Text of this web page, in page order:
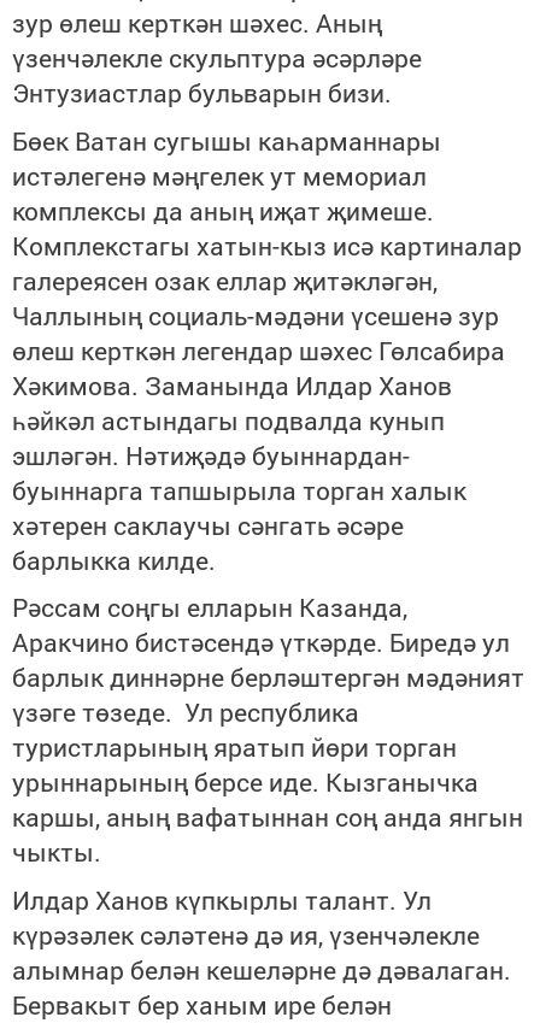
зур өлеш керткән шәхес. Аның
үзенчәлекле скульптура әсәрләре
Энтузиастлар бульварын бизи.
Бөек Ватан сугышы каһарманнары
истәлегенә мәңгелек ут мемориал
комплексы да аның иҗат җимеше.
Комплекстагы хатын-кыз исә картиналар
галереясен озак еллар җитәкләгән,
Чаллының социаль-мәдәни үсешенә зур
өлеш керткән легендар шәхес Гөлсабира
Хәкимова. Заманында Илдар Ханов
һәйкәл астындагы подвалда кунып
эшләгән. Нәтиҗәдә буыннардан-
буыннарга тапшырыла торган халык
хәтерен саклаучы сәнгать әсәре
барлыкка килде.
Рәссам соңгы елларын Казанда,
Аракчино бистәсендә үткәрде. Биредә ул
барлык диннәрне берләштергән мәдәният
үзәге төзеде. Ул республика
туристларының яратып йөри торган
урыннарының берсе иде. Кызганычка
каршы, аның вафатыннан соң анда янгын
чыкты.
Илдар Ханов күпкырлы талант. Ул
күрәзәлек сәләтенә дә ия, үзенчәлекле
алымнар белән кешеләрне дә дәвалаган.
Бервакыт бер ханым ире белән